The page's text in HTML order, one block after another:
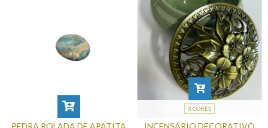
PEDRA ROLADA DE APATITA
3 CORES
INCENSÁRIO DECORATIVO